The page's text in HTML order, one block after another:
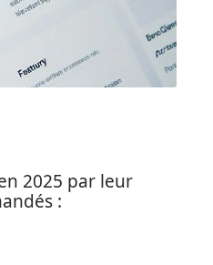
2025 par leur
: